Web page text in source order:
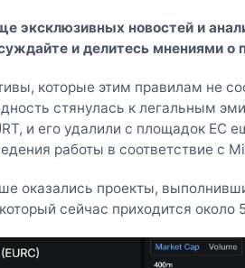
эксклюзивных новостей и
и делитесь мнениями о
которые этим правилам не
стянулась к легальным
и его удалили с площадок ЕС
работы в соответствие с
оказались проекты,
сейчас приходится около